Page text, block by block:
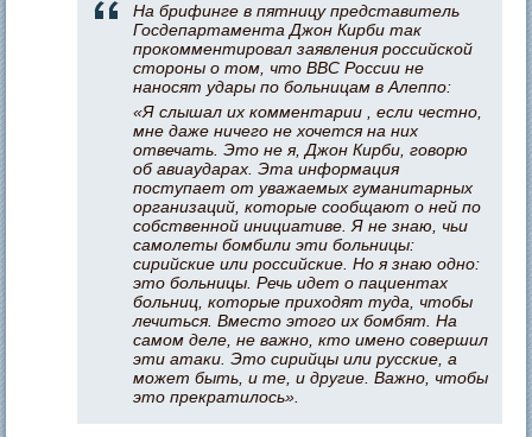
На брифинге в пятницу представитель
Госдепартамента Джон Кирби так
прокомментировал заявления российской
стороны о том, что ВВС России не
наносят удары по больницам в Алеппо:
«Я слышал их комментарии , если честно,
мне даже ничего не хочется на них
отвечать. Это не я, Джон Кирби, говорю
об авиаударах. Эта информация
поступает от уважаемых гуманитарных
организаций, которые сообщают о ней по
собственной инициативе. Я не знаю, чьи
самолеты бомбили эти больницы:
сирийские или российские. Но я знаю одно:
это больницы. Речь идет о пациентах
больниц, которые приходят туда, чтобы
лечиться. Вместо этого их бомбят. На
самом деле, не важно, кто имено совершил
эти атаки. Это сирийцы или русские, а
может быть, и те, и другие. Важно, чтобы
это прекратилось».